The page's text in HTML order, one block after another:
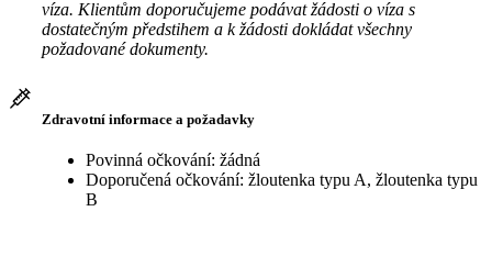
víza. Klientům doporučujeme podávat žádosti o víza s
dostatečným předstihem a k žádosti dokládat všechny
požadované dokumenty.
Zdravotní informace a požadavky
Povinná očkování: žádná
Doporučená očkování: žloutenka typu A, žloutenka typu
B